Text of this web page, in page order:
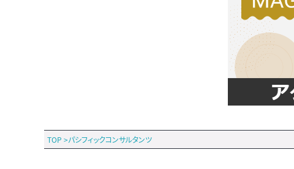
TOP >パシフィックコンサルタンツ